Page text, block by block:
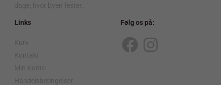
dage, hvor byen fester.
Links
Kurv
Kontakt
Min Konto
Handelsbetingelser
Følg os på:
F
I